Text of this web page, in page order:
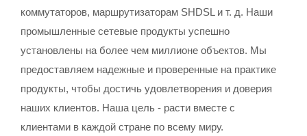
коммутаторов, маршрутизаторам SHDSL и т. д. Наши
промышленные сетевые продукты успешно
установлены на более чем миллионе объектов. Мы
предоставляем надежные и проверенные на практике
продукты, чтобы достичь удовлетворения и доверия
наших клиентов. Наша цель - расти вместе с
клиентами в каждой стране по всему миру.